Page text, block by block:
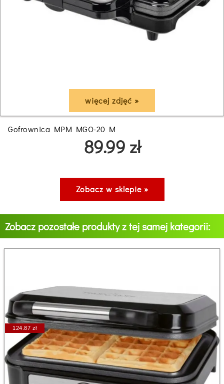
więcej zdjęć »
Gofrownica MPM MGO-20 M
89.99 zł
Zobacz w sklepie »
Zobacz pozostałe produkty z tej samej kategorii:
124.87 zł